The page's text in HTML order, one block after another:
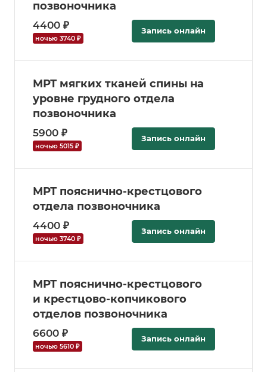
позвоночника
4400 ₽
ночью 3740 ₽
Запись онлайн
МРТ мягких тканей спины на
уровне грудного отдела
позвоночника
5900 ₽
ночью 5015 ₽
Запись онлайн
МРТ пояснично-крестцового
отдела позвоночника
4400 ₽
ночью 3740 ₽
Запись онлайн
МРТ пояснично-крестцового
и крестцово-копчикового
отделов позвоночника
6600 ₽
ночью 5610 ₽
Запись онлайн